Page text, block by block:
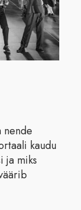
nende
kaudu
ja miks